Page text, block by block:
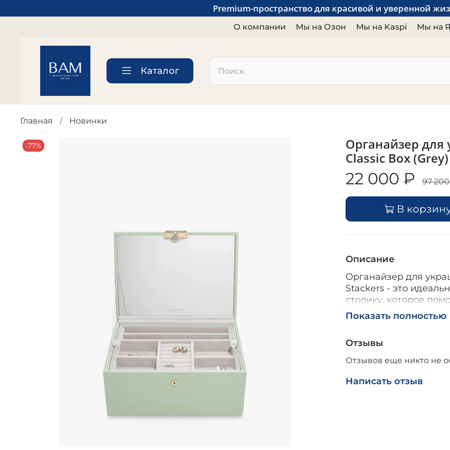
Premium-пространство для красивой и уверенной
О компании Мы на Озон Мы на Kaspi Мы на
Каталог
Главная Новинки
-77%
Органайзер
Classic Box
22 000 ₽ 97
В
Описание
Органайзер для
Stackers - это
столику, которое
коллекцию
Внутри органайзера
лоток включает
отдельные секции
крупных украшений и
Показать полностью
Отзывы
Отзывов еще никто не
Написать отзыв